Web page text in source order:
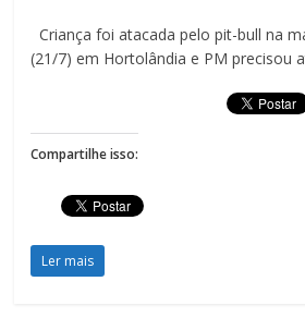
Criança foi atacada pelo pit-bull na
(21/7) em Hortolândia e PM precisou
Compartilhe isso:
Ler mais